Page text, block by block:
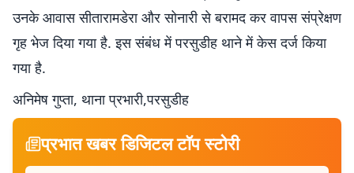
उनके आवास सीतारामडेरा और सोनारी से बरामद कर वापस संप्रेक्षण
गृह भेज दिया गया है. इस संबंध में परसुडीह थाने में केस दर्ज किया
गया है.
अनिमेष गुप्ता, थाना प्रभारी,परसुडीह
प्रभात खबर डिजिटल टॉप स्टोरी